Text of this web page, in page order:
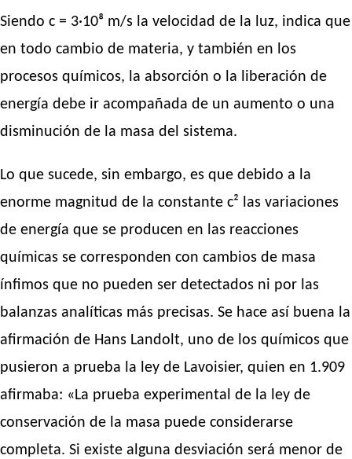
Siendo c = 3·10⁸ m/s la velocidad de la luz, indica que
en todo cambio de materia, y también en los
procesos químicos, la absorción o la liberación de
energía debe ir acompañada de un aumento o una
disminución de la masa del sistema.
Lo que sucede, sin embargo, es que debido a la
enorme magnitud de la constante c² las variaciones
de energía que se producen en las reacciones
químicas se corresponden con cambios de masa
ínfimos que no pueden ser detectados ni por las
balanzas analíticas más precisas. Se hace así buena la
afirmación de Hans Landolt, uno de los químicos que
pusieron a prueba la ley de Lavoisier, quien en 1.909
afirmaba: «La prueba experimental de la ley de
conservación de la masa puede considerarse
completa. Si existe alguna desviación será menor de